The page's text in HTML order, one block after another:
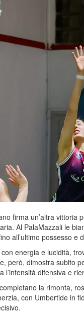
firma un’altra
Al PalaMazzali le
all’ultimo possesso e
energia e lucidità,
però, dimostra subito
l’intensità difensiva e
la rimonta,
con Umbertide in